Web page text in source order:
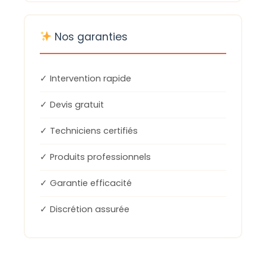
Nos garanties
✓ Intervention rapide
✓ Devis gratuit
✓ Techniciens certifiés
✓ Produits professionnels
✓ Garantie efficacité
✓ Discrétion assurée